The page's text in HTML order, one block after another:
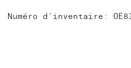
Numéro d'inventaire: